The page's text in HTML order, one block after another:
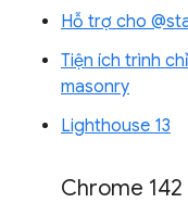
Hỗ trợ cho
Tiện ích trình
masonry
Lighthouse 13
Chrome 142